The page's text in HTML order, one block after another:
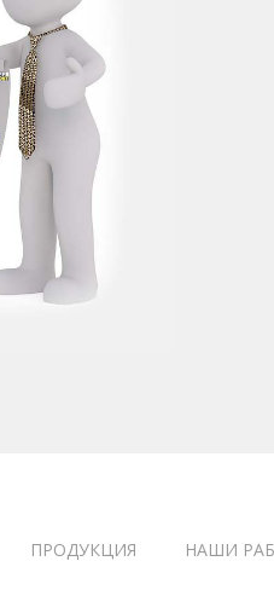
ПРОДУКЦИЯ НАШИ